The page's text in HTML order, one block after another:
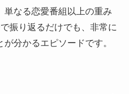
単なる恋愛番組以上の重み
振り返るだけでも、非常に
分かるエピソードです。